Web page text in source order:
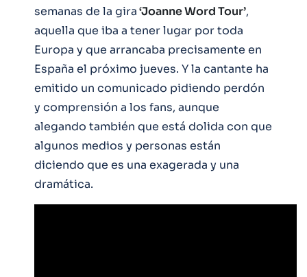
semanas de la gira‘Joanne Word Tour’,
aquella que iba a tener lugar por toda
Europa y que arrancaba precisamente en
España el próximo jueves. Y la cantante ha
emitido un comunicado pidiendo perdón
y comprensión a los fans, aunque
alegando también que está dolida con que
algunos medios y personas están
diciendo que es una exagerada y una
dramática.